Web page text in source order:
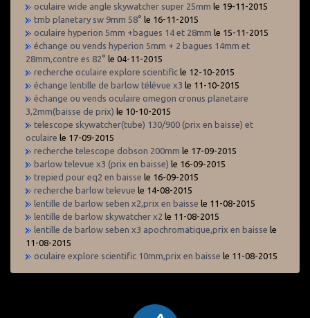
oculaire wide angle skywatcher super 25mm le 19-11-2015
tmb planetary sw 9mm 58° le 16-11-2015
oculaire hyperion 5mm +bagues 14 et 28mm le 15-11-2015
échange ou vends hyperion 5mm + 2 bagues 14mm et
28mm,contre es 82° le 04-11-2015
recherche oculaire explore scientific le 12-10-2015
échange lentille de barlow télévue x3 le 11-10-2015
échange ou vends oculaire omegon cronus planetaire
3,2mm(baisse de prix) le 10-10-2015
telescope skywatcher(tube) 130/900 (prix en baisse) et
oculaire le 17-09-2015
recherche telescope dobson 200mm le 17-09-2015
barlow televue x3 (prix en baisse) le 16-09-2015
trepied pour eq2 en baisse le 16-09-2015
recherche barlow televue le 14-08-2015
lentille de barlow seben x2,prix en baisse le 11-08-2015
lentille de barlow skywatcher x2 le 11-08-2015
lentille de barlow seben x3 apochromatique,prix en baisse le
11-08-2015
oculaire explore scientific 10mm,prix en baisse le 11-08-2015